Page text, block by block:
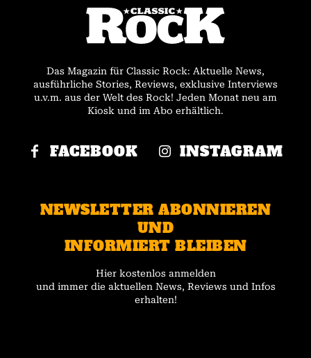
Das Magazin für Classic Rock: Aktuelle News,
ausführliche Stories, Reviews, exklusive Interviews
u.v.m. aus der Welt des Rock! Jeden Monat neu am
Kiosk und im Abo erhältlich.
FACEBOOK INSTAGRAM
NEWSLETTER ABONNIEREN
UND
INFORMIERT BLEIBEN
Hier kostenlos anmelden
und immer die aktuellen News, Reviews und Infos
erhalten!